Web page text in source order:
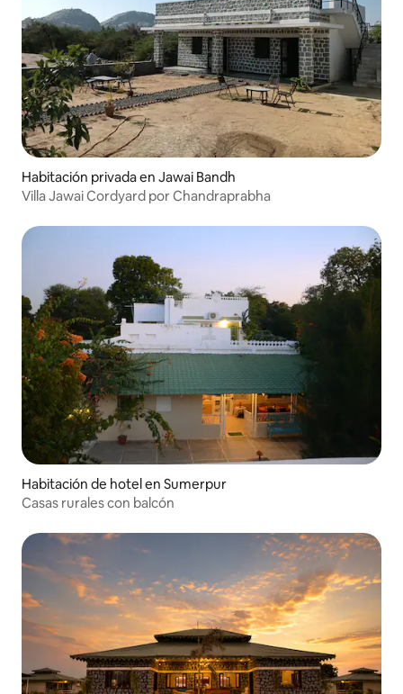
Habitación privada en Jawai Bandh
Villa Jawai Cordyard por Chandraprabha
Habitación de hotel en Sumerpur
Casas rurales con balcón